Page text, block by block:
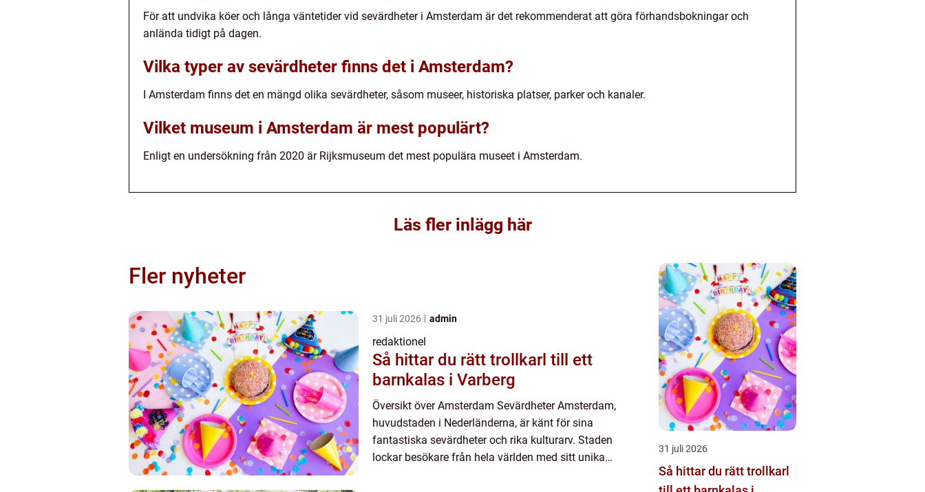
För att undvika köer och långa väntetider vid sevärdheter i Amsterdam är det rekommenderat att göra förhandsbokningar och
anlända tidigt på dagen.
Vilka typer av sevärdheter finns det i Amsterdam?
I Amsterdam finns det en mängd olika sevärdheter, såsom museer, historiska platser, parker och kanaler.
Vilket museum i Amsterdam är mest populärt?
Enligt en undersökning från 2020 är Rijksmuseum det mest populära museet i Amsterdam.
Läs fler inlägg här
Fler nyheter
31 juli 2026 admin
redaktionel
Så hittar du rätt trollkarl till ett
barnkalas i Varberg
Översikt över Amsterdam Sevärdheter Amsterdam,
huvudstaden i Nederländerna, är känt för sina
fantastiska sevärdheter och rika kulturarv. Staden
lockar besökare från hela världen med sitt unika
31 juli 2026
Så hittar du rätt trollkarl